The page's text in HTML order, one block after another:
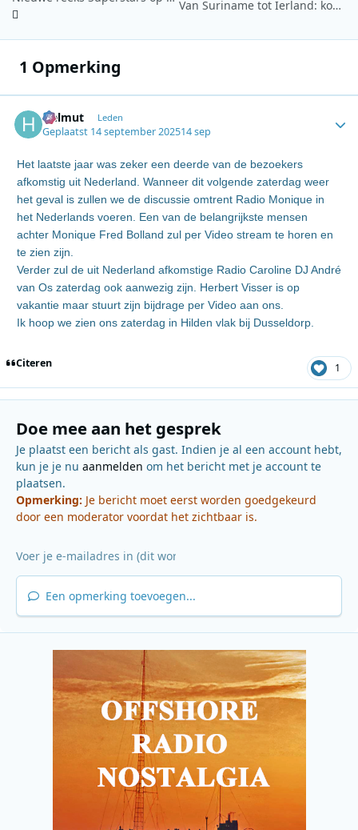
Van Suriname tot Ierland: komende week in Kunststof op NPO Radio 1
1 Opmerking
Helmut Leden
Geplaatst 14 september 202514 sep
Het laatste jaar was zeker een deerde van de bezoekers
afkomstig uit Nederland. Wanneer dit volgende zaterdag weer
het geval is zullen we de discussie omtrent Radio Monique in
het Nederlands voeren. Een van de belangrijkste mensen
achter Monique Fred Bolland zul per Video stream te horen en
te zien zijn.
Verder zul de uit Nederland afkomstige Radio Caroline DJ André
van Os zaterdag ook aanwezig zijn. Herbert Visser is op
vakantie maar stuurt zijn bijdrage per Video aan ons.
Ik hoop we zien ons zaterdag in Hilden vlak bij Dusseldorp.
Citeren 1
Doe mee aan het gesprek
Je plaatst een bericht als gast. Indien je al een account hebt,
kun je je nu aanmelden om het bericht met je account te
plaatsen.
Opmerking: Je bericht moet eerst worden goedgekeurd
door een moderator voordat het zichtbaar is.
Een opmerking toevoegen...